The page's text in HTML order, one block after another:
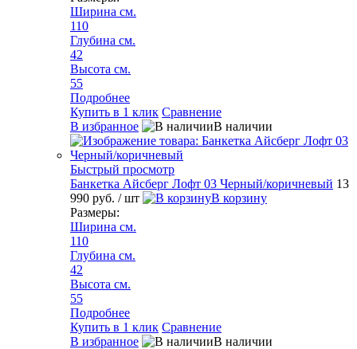
Ширина см.
110
Глубина см.
42
Высота см.
55
Подробнее
Купить в 1 клик Сравнение
В избранное
В наличии
Быстрый просмотр
Банкетка Айсберг Лофт 03 Черный/коричневый 13
990 руб. / шт
В корзину
Размеры:
Ширина см.
110
Глубина см.
42
Высота см.
55
Подробнее
Купить в 1 клик Сравнение
В избранное
В наличии